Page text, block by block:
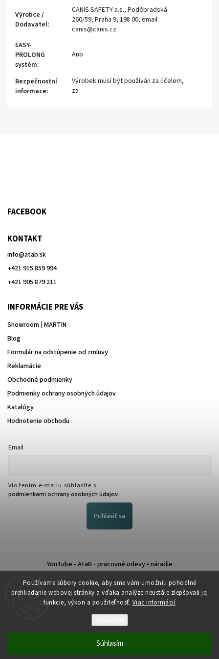
Používame súbory cookie, aby sme vám umožnili pohodlné
prehliadanie webovej stránky a vďaka analýze neustále zlepšovali jej
funkcie, výkon a použiteľnosť. Viac informácií
Súhlasím
Výrobce /
Dodavatel:
CANIS SAFETY a.s., Poděbradská
260/59, Praha 9, 198 00, email:
canis@canis.cz
EASY-
PROLONG
systém:
Ano
Bezpečnostní
informace:
Výrobek musí být používán za účelem,
za
FACEBOOK
KONTAKT
info@atab.sk
+421 915 859 994
+421 905 879 211
INFORMÁCIE PRE VÁS
Showroom | MARTIN
Blog
Formulár na odstúpenie od zmluvy
Reklamácie
Obchodné podmienky
Podmienky ochrany osobných údajov
Katalógy
Hodnotenie obchodu
Email
Vložením e-mailu súhlasíte s
podmienkami ochrany osobných údajov
Prihlásiť sa
YouTube - AtaB - pracovné odevy • náradie
Nákup na splátky QUATRO
Atab. Všetky práva vyhradené.